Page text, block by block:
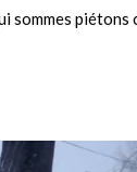
piétons